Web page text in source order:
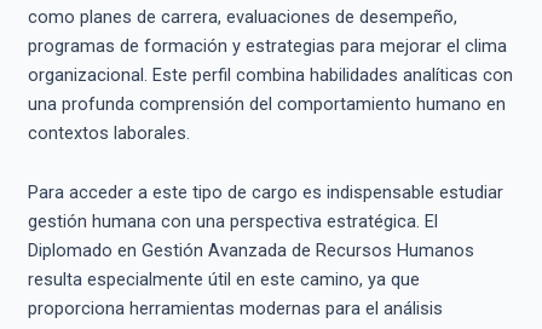
como planes de carrera, evaluaciones de desempeño,
programas de formación y estrategias para mejorar el clima
organizacional. Este perfil combina habilidades analíticas con
una profunda comprensión del comportamiento humano en
contextos laborales.
Para acceder a este tipo de cargo es indispensable estudiar
gestión humana con una perspectiva estratégica. El
Diplomado en Gestión Avanzada de Recursos Humanos
resulta especialmente útil en este camino, ya que
proporciona herramientas modernas para el análisis